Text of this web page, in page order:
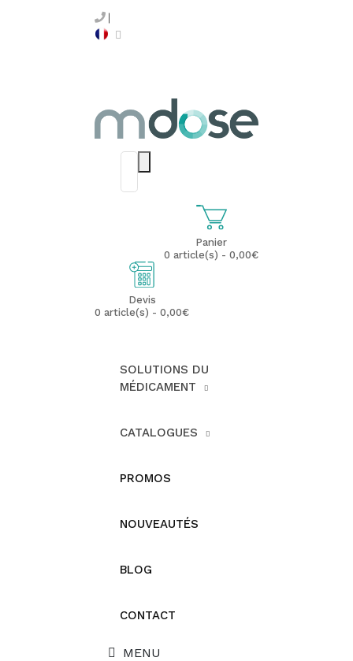
Panier
0 article(s) - 0,00€
Devis
0 article(s) - 0,00€
SOLUTIONS DU
MÉDICAMENT
CATALOGUES
PROMOS
NOUVEAUTÉS
BLOG
CONTACT
MENU